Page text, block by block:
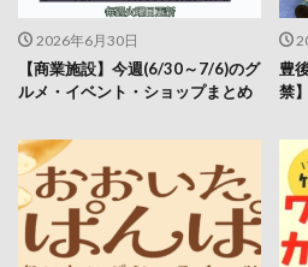
2026年6月30日
【商業施設】今週(6/30～7/6)のグ
ルメ・イベント・ショップまとめ
豊
禁